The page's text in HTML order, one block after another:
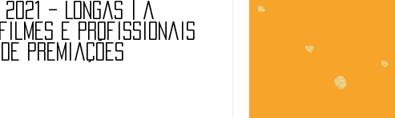
– Longas | A
e profissionais
premiações